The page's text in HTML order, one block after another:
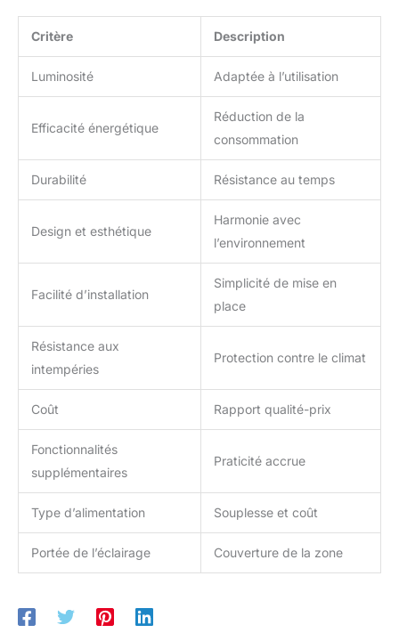
Critère Description
Luminosité Adaptée à l’utilisation
Efficacité énergétique
Réduction de la
consommation
Durabilité Résistance au temps
Design et esthétique
Harmonie avec
l’environnement
Facilité d’installation
Simplicité de mise en
place
Résistance aux
intempéries
Protection contre le climat
Coût Rapport qualité-prix
Fonctionnalités
supplémentaires
Praticité accrue
Type d’alimentation Souplesse et coût
Portée de l’éclairage Couverture de la zone